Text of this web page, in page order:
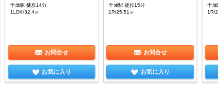
千歳駅 徒歩14分
1LDK/32.4㎡
お問合せ
お気に入り
千歳駅 徒歩15分
1R/25.51㎡
お問合せ
お気に入り
千
1R/